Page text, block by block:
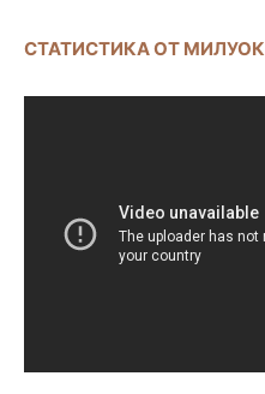
СТАТИСТИКА ОТ